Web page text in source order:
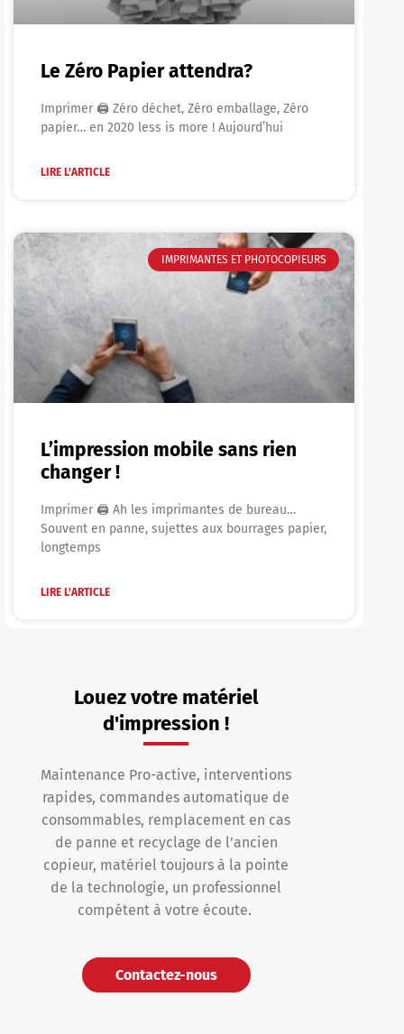
Le Zéro Papier attendra?
Imprimer 🖨 Zéro déchet, Zéro emballage, Zéro
papier… en 2020 less is more ! Aujourd’hui
LIRE L'ARTICLE
IMPRIMANTES ET PHOTOCOPIEURS
L’impression mobile sans rien
changer !
Imprimer 🖨 Ah les imprimantes de bureau…
Souvent en panne, sujettes aux bourrages papier,
longtemps
LIRE L'ARTICLE
Louez votre matériel
d'impression !
Maintenance Pro-active, interventions
rapides, commandes automatique de
consommables, remplacement en cas
de panne et recyclage de l’ancien
copieur, matériel toujours à la pointe
de la technologie, un professionnel
compétent à votre écoute.
Contactez-nous